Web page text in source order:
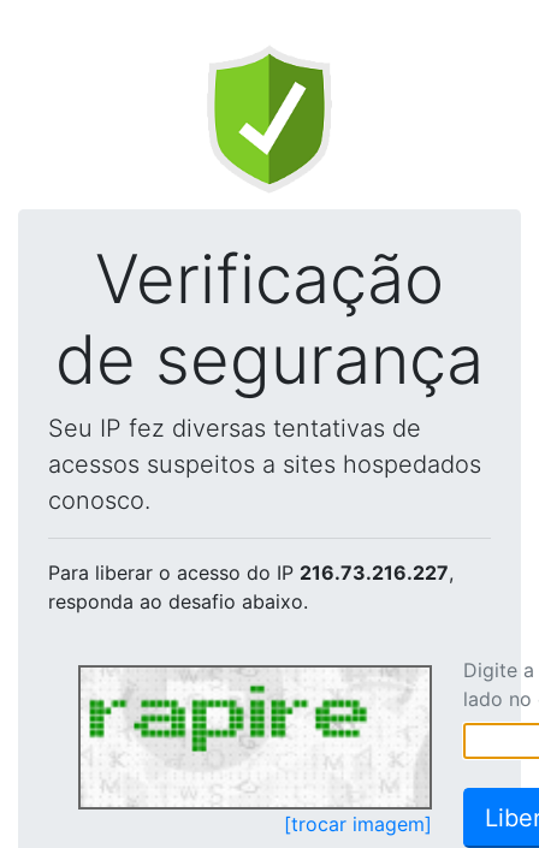
Verificação
de segurança
Seu IP fez diversas tentativas de
acessos suspeitos a sites hospedados
conosco.
Para liberar o acesso do IP 216.73.216.227,
responda ao desafio abaixo.
[trocar imagem]
Digite
lado no